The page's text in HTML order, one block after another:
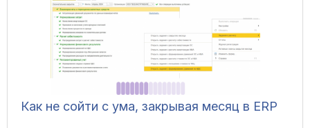
Как не сойти с ума, закрывая месяц в ERP